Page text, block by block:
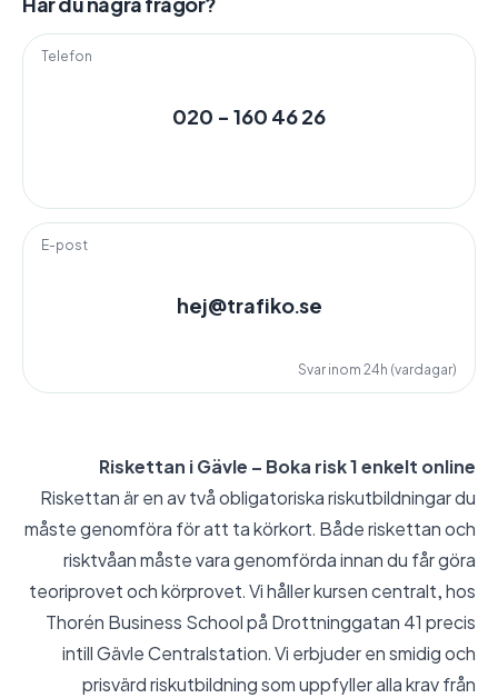
Telefon
020 - 160 46 26
E-post
hej@trafiko.se
Svar inom 24h (vardagar)
Riskettan i Gävle – Boka risk 1 enkelt online
Riskettan är en av två obligatoriska riskutbildningar du
måste genomföra för att ta körkort. Både riskettan och
risktvåan måste vara genomförda innan du får göra
teoriprovet och körprovet. Vi håller kursen centralt, hos
Thorén Business School på Drottninggatan 41 precis
intill Gävle Centralstation. Vi erbjuder en smidig och
prisvärd riskutbildning som uppfyller alla krav från